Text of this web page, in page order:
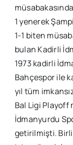
1 yenerek
1-1 biten
bulan Kadirli
1973 kadirli
Bahçespor ile
yıl tüm
Bal Ligi Playoff
İdmanyurdu
getirilmişti.